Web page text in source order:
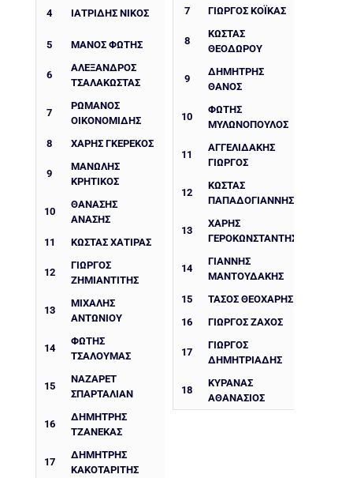
4 ΙΑΤΡΙΔΗΣ ΝΙΚΟΣ
5 ΜΑΝΟΣ ΦΩΤΗΣ
6
ΑΛΈΞΑΝΔΡΟΣ
ΤΣΑΛΑΚΏΣΤΑΣ
7
ΡΩΜΑΝΌΣ
ΟΙΚΟΝΟΜΊΔΗΣ
8
ΧΆΡΗΣ ΓΚΕΡΈΚΟΣ
9
ΜΑΝΩΛΗΣ
ΚΡΗΤΙΚΟΣ
10
ΘΑΝΆΣΗΣ
ΑΝΆΣΗΣ
11
ΚΏΣΤΑΣ ΧΑΤΙΡΑΣ
12
ΓΙΏΡΓΟΣ
ΖΗΜΙΑΝΤΊΤΗΣ
13
ΜΙΧΆΛΗΣ
ΑΝΤΩΝΊΟΥ
14
ΦΏΤΗΣ
ΤΣΑΛΟΥΜΆΣ
15
ΝΑΖΑΡΈΤ
ΣΠΑΡΤΑΛΙΆΝ
16
ΔΗΜΉΤΡΗΣ
ΤΖΑΝΈΚΑΣ
17
ΔΗΜΉΤΡΗΣ
ΚΑΚΟΤΑΡΊΤΗΣ
7
ΓΙΩΡΓΟΣ ΚΟΪΚΑΣ
8
ΚΩΣΤΑΣ
ΘΕΟΔΩΡΟΥ
9
ΔΗΜΗΤΡΗΣ
ΘΑΝΟΣ
10
ΦΩΤΗΣ
ΜΥΛΩΝΟΠΟΥΛΟΣ
11
ΑΓΓΕΛΙΔΑΚΗΣ
ΓΙΩΡΓΟΣ
12
ΚΩΣΤΑΣ
ΠΑΠΑΔΟΓΙΑΝΝΗΣ
13
ΧΑΡΗΣ
ΓΕΡΟΚΩΝΣΤΑΝΤΗΣ
14
ΓΙΑΝΝΗΣ
ΜΑΝΤΟΥΔΑΚΗΣ
15
ΤΑΣΟΣ ΘΕΟΧΑΡΗΣ
16
ΓΙΩΡΓΟΣ ΖΑΧΟΣ
17
ΓΙΩΡΓΟΣ
ΔΗΜΗΤΡΙΑΔΗΣ
18
ΚΥΡΑΝΑΣ
ΑΘΑΝΑΣΙΟΣ